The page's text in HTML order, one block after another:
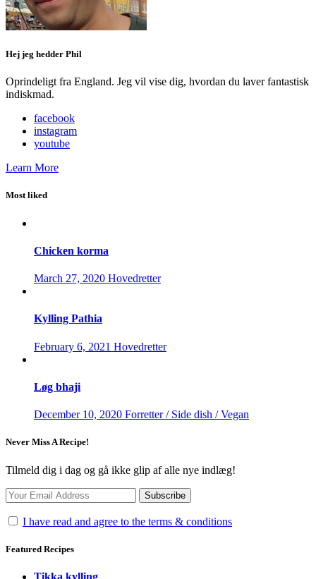
Hej jeg hedder Phil
Oprindeligt fra England. Jeg vil vise dig, hvordan du laver fantastisk
indiskmad.
facebook
instagram
youtube
Learn More
Most liked
Chicken korma
March 27, 2020 Hovedretter
Kylling Pathia
February 6, 2021 Hovedretter
Løg bhaji
December 10, 2020 Forretter / Side dish / Vegan
Never Miss A Recipe!
Tilmeld dig i dag og gå ikke glip af alle nye indlæg!
I have read and agree to the terms & conditions
Featured Recipes
Tikka kylling